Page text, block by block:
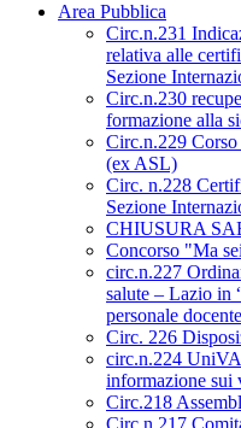
Area Pubblica
Circ.n.231
relativa alle
Sezione
Circ.n.230
formazione alla
Circ.n.229
(ex ASL)
Circ. n.228
Sezione
CHIUSURA
Concorso "Ma
circ.n.227
salute – Lazio in
personale docente
Circ. 226
circ.n.224
informazione sui
Circ.218